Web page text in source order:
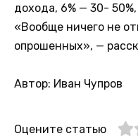
дохода, 6% — 30-
«Вообще ничего не
опрошенных», —
Автор: Иван Чупров
Оцените статью